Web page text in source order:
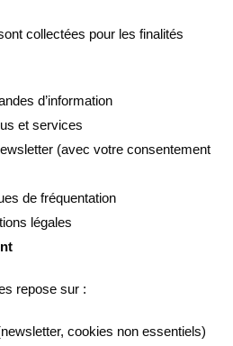
collectées pour les finalités
d’information
et services
(avec votre consentement
de fréquentation
légales
repose sur :
cookies non essentiels)